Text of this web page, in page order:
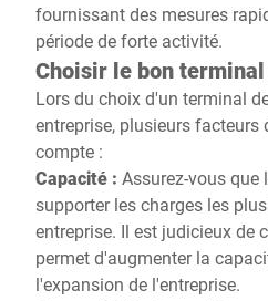
fournissant des mesures
période de forte activité.
Choisir le bon
Lors du choix d'un terminal
entreprise, plusieurs facteurs
compte :
Capacité : Assurez-vous que
supporter les charges les
entreprise. Il est judicieux de
permet d'augmenter la
l'expansion de l'entreprise.